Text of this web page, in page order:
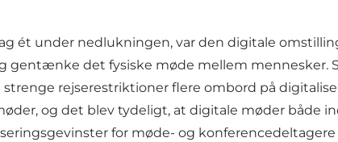
ét under nedlukningen, var den digitale
gentænke det fysiske møde mellem mennesker.
rejserestriktioner flere ombord på
og det blev tydeligt, at digitale møder både
for møde- og